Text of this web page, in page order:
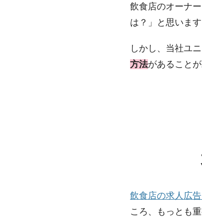
飲食店のオーナ
は？」と思います
しかし、当社ユ
方法があることが
飲食店の求人広
ころ、もっとも